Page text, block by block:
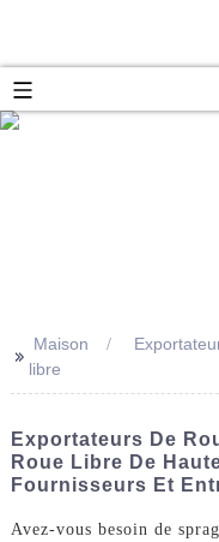
>> Maison
libre
Exportateurs De
Roue Libre De
Fournisseurs Et
Avez-vous besoin de